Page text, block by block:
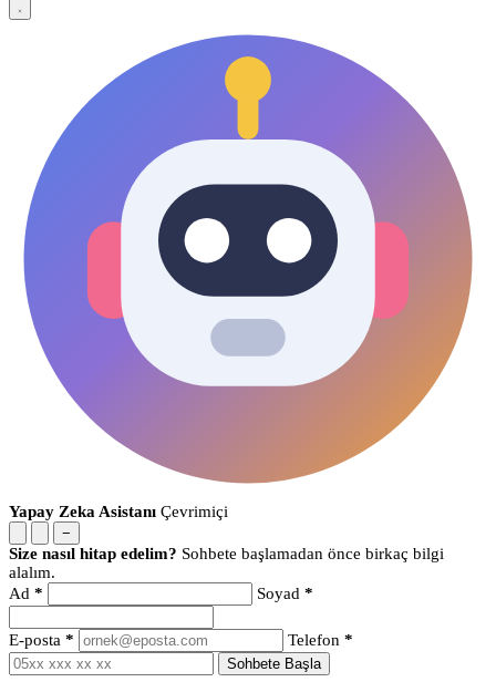
Yapay Zeka Asistanı Çevrimiçi
−
Size nasıl hitap edelim? Sohbete başlamadan önce birkaç bilgi
alalım.
Ad * Soyad *
E-posta * Telefon *
Sohbete Başla